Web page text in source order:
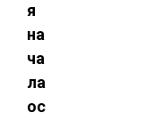
я
на
ча
ла
ос